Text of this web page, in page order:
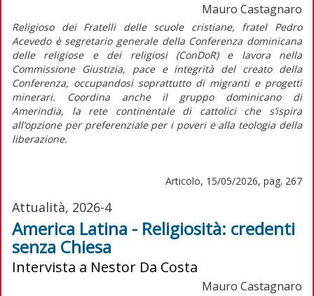
Mauro Castagnaro
Religioso dei Fratelli delle scuole cristiane, fratel Pedro
Acevedo è segretario generale della Conferenza dominicana
delle religiose e dei religiosi (ConDoR) e lavora nella
Commissione Giustizia, pace e integrità del creato della
Conferenza, occupandosi soprattutto di migranti e progetti
minerari. Coordina anche il gruppo dominicano di
Amerindia, la rete continentale di cattolici che s’ispira
all’opzione per preferenziale per i poveri e alla teologia della
liberazione.
Articolo, 15/05/2026, pag. 267
Attualità, 2026-4
America Latina - Religiosità: credenti
senza Chiesa
Intervista a Nestor Da Costa
Mauro Castagnaro